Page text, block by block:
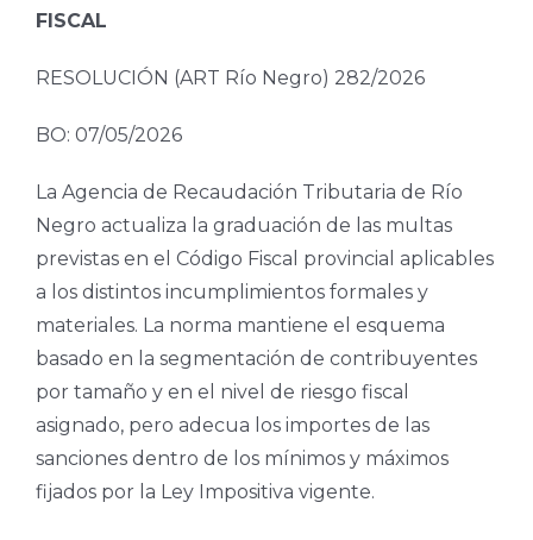
FISCAL
RESOLUCIÓN (ART Río Negro) 282/2026
BO: 07/05/2026
La Agencia de Recaudación Tributaria de Río
Negro actualiza la graduación de las multas
previstas en el Código Fiscal provincial aplicables
a los distintos incumplimientos formales y
materiales. La norma mantiene el esquema
basado en la segmentación de contribuyentes
por tamaño y en el nivel de riesgo fiscal
asignado, pero adecua los importes de las
sanciones dentro de los mínimos y máximos
fijados por la Ley Impositiva vigente.